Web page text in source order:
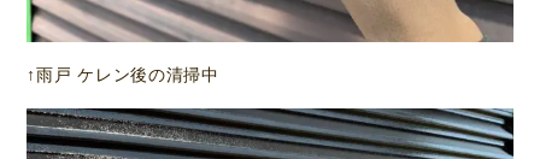
↑雨戸 ケレン後の清掃中